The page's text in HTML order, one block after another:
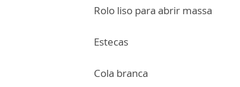
Rolo liso para abrir massa
Estecas
Cola branca